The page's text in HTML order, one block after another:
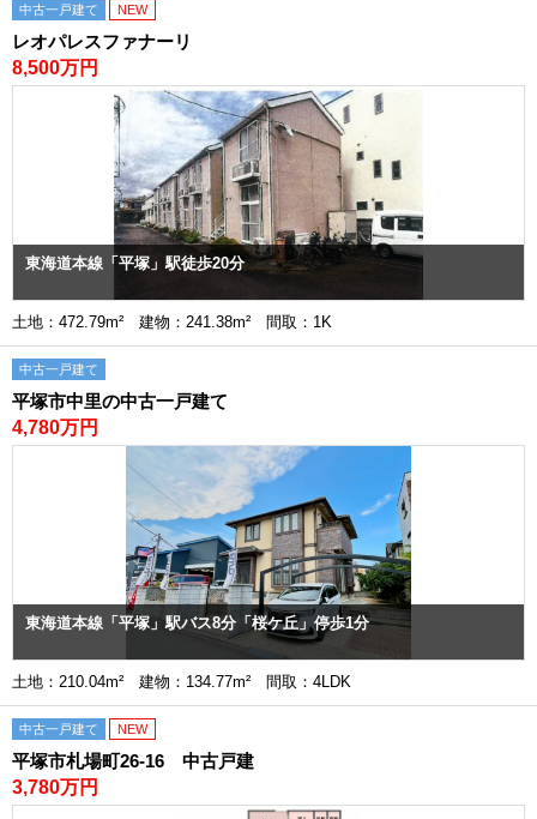
中古一戸建て NEW
レオパレスファナーリ
8,500万円
東海道本線「平塚」駅徒歩20分
土地：472.79m² 建物：241.38m² 間取：1K
中古一戸建て
平塚市中里の中古一戸建て
4,780万円
東海道本線「平塚」駅バス8分「桜ケ丘」停歩1分
土地：210.04m² 建物：134.77m² 間取：4LDK
中古一戸建て NEW
平塚市札場町26-16 中古戸建
3,780万円